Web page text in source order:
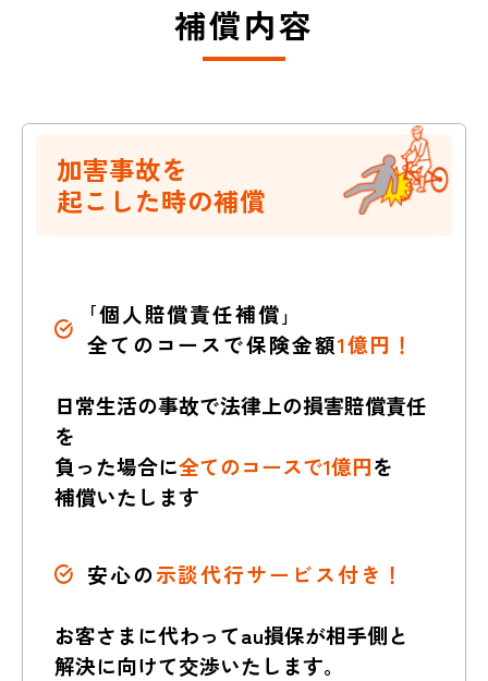
補償内容
加害事故を
起こした時の補償
｢個人賠償責任補償｣
全てのコースで保険金額1億円！
日常生活の事故で法律上の損害賠償責任
を
負った場合に全てのコースで1億円を
補償いたします
安心の示談代行サービス付き！
お客さまに代わってau損保が相手側と
解決に向けて交渉いたします。